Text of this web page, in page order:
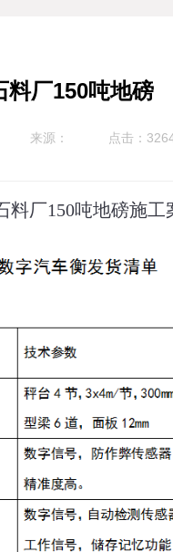
料厂150吨地磅
来源： 点击：
料厂150吨地磅施工